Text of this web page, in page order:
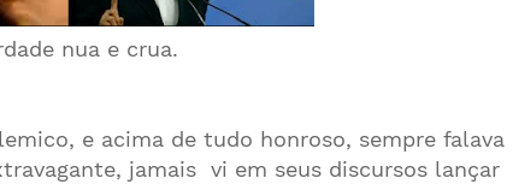
nua e crua.
e acima de tudo honroso, sempre falava
jamais vi em seus discursos lançar